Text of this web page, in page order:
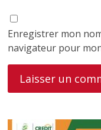
Enregistrer mon
navigateur pour